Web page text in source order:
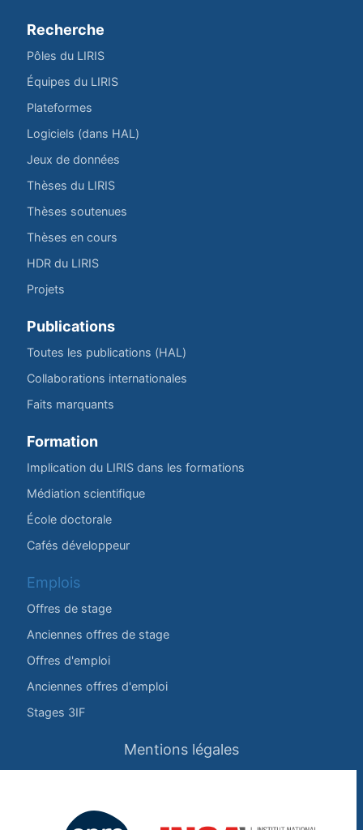
Recherche
Pôles du LIRIS
Équipes du LIRIS
Plateformes
Logiciels (dans HAL)
Jeux de données
Thèses du LIRIS
Thèses soutenues
Thèses en cours
HDR du LIRIS
Projets
Publications
Toutes les publications (HAL)
Collaborations internationales
Faits marquants
Formation
Implication du LIRIS dans les formations
Médiation scientifique
École doctorale
Cafés développeur
Emplois
Offres de stage
Anciennes offres de stage
Offres d'emploi
Anciennes offres d'emploi
Stages 3IF
Mentions légales